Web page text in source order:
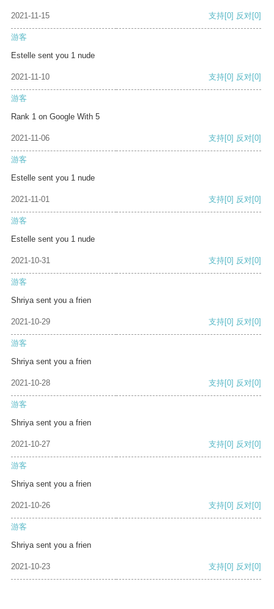
2021-11-15 支持[0] 反对[0]
游客
Estelle sent you 1 nude
2021-11-10 支持[0] 反对[0]
游客
Rank 1 on Google With 5
2021-11-06 支持[0] 反对[0]
游客
Estelle sent you 1 nude
2021-11-01 支持[0] 反对[0]
游客
Estelle sent you 1 nude
2021-10-31 支持[0] 反对[0]
游客
Shriya sent you a frien
2021-10-29 支持[0] 反对[0]
游客
Shriya sent you a frien
2021-10-28 支持[0] 反对[0]
游客
Shriya sent you a frien
2021-10-27 支持[0] 反对[0]
游客
Shriya sent you a frien
2021-10-26 支持[0] 反对[0]
游客
Shriya sent you a frien
2021-10-23 支持[0] 反对[0]